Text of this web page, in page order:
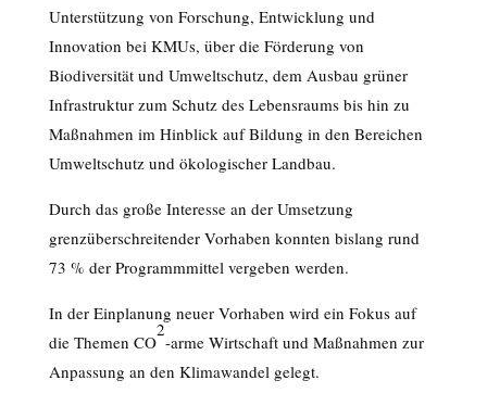
Unterstützung von Forschung, Entwicklung und
Innovation bei KMUs, über die Förderung von
Biodiversität und Umweltschutz, dem Ausbau grüner
Infrastruktur zum Schutz des Lebensraums bis hin zu
Maßnahmen im Hinblick auf Bildung in den Bereichen
Umweltschutz und ökologischer Landbau.
Durch das große Interesse an der Umsetzung
grenzüberschreitender Vorhaben konnten bislang rund
73 % der Programmmittel vergeben werden.
In der Einplanung neuer Vorhaben wird ein Fokus auf
die Themen CO
2
-arme Wirtschaft und Maßnahmen zur
Anpassung an den Klimawandel gelegt.